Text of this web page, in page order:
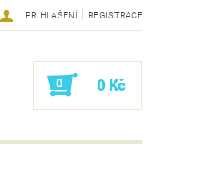
PŘIHLÁŠENÍ | REGISTRACE
0 0 Kč